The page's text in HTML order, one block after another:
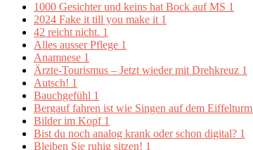
1000 Gesichter und keins hat Bock auf MS 1
2024 Fake it till you make it 1
42 reicht nicht. 1
Alles ausser Pflege 1
Anamnese 1
Ärzte-Tourismus – Jetzt wieder mit Drehkreuz 1
Autsch! 1
Bauchgefühl 1
Bergauf fahren ist wie Singen auf dem Eiffelturm
Bilder im Kopf 1
Bist du noch analog krank oder schon digital? 1
Bleiben Sie ruhig sitzen! 1